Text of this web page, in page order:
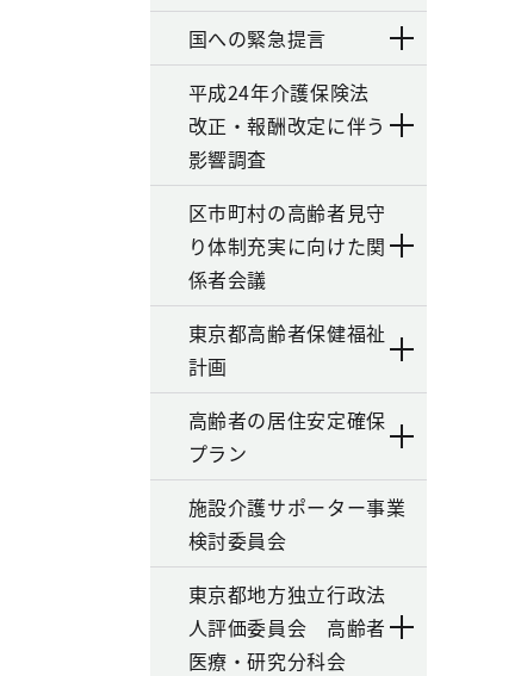
国への緊急提言
平成24年介護保険法
改正・報酬改定に伴う
影響調査
区市町村の高齢者見守
り体制充実に向けた関
係者会議
東京都高齢者保健福祉
計画
高齢者の居住安定確保
プラン
施設介護サポーター事業
検討委員会
東京都地方独立行政法
人評価委員会 高齢者
医療・研究分科会